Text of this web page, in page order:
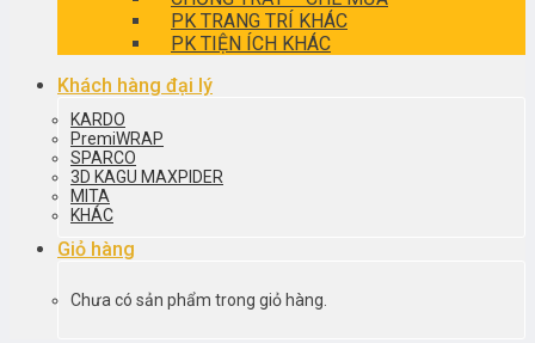
PK TRANG TRÍ KHÁC
PK TIỆN ÍCH KHÁC
Khách hàng đại lý
KARDO
PremiWRAP
SPARCO
3D KAGU MAXPIDER
MITA
KHÁC
Giỏ hàng
Chưa có sản phẩm trong giỏ hàng.